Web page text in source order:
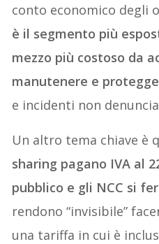
conto economico degli
è il segmento più
mezzo più costoso da
manutenere e
e incidenti non
Un altro tema chiave è
sharing pagano IVA al
pubblico e gli NCC si
rendono “invisibile”
una tariffa in cui è